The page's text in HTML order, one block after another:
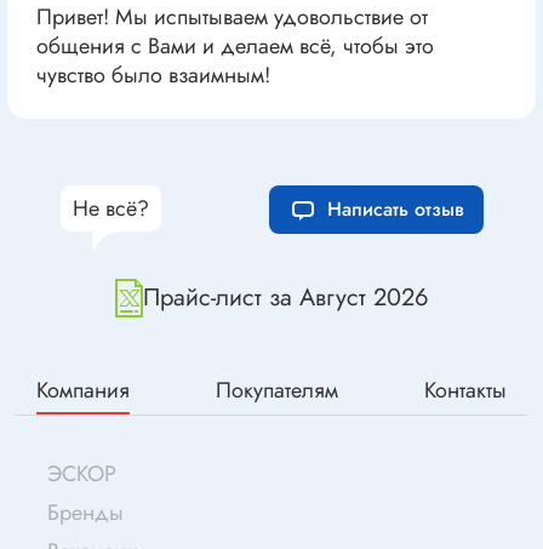
Привет! Мы испытываем удовольствие от
общения с Вами и делаем всё, чтобы это
чувство было взаимным!
Прайс-лист за Август 2026
Не всё? Написать отзыв
Компания Покупателям Контакты
ЭСКОР
Бренды